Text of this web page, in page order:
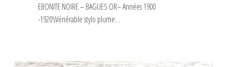
EBONITE NOIRE – BAGUES OR– Années 1900
-1920’sVénérable stylo plume…